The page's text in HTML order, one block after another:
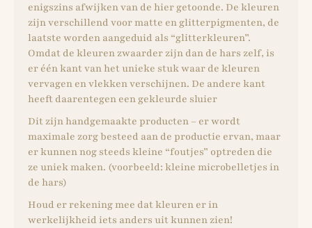
enigszins afwijken van de hier getoonde. De kleuren
zijn verschillend voor matte en glitterpigmenten, de
laatste worden aangeduid als “glitterkleuren”.
Omdat de kleuren zwaarder zijn dan de hars zelf, is
er één kant van het unieke stuk waar de kleuren
vervagen en vlekken verschijnen. De andere kant
heeft daarentegen een gekleurde sluier
Dit zijn handgemaakte producten – er wordt
maximale zorg besteed aan de productie ervan, maar
er kunnen nog steeds kleine “foutjes” optreden die
ze uniek maken. (voorbeeld: kleine microbelletjes in
de hars)
Houd er rekening mee dat kleuren er in
werkelijkheid iets anders uit kunnen zien!